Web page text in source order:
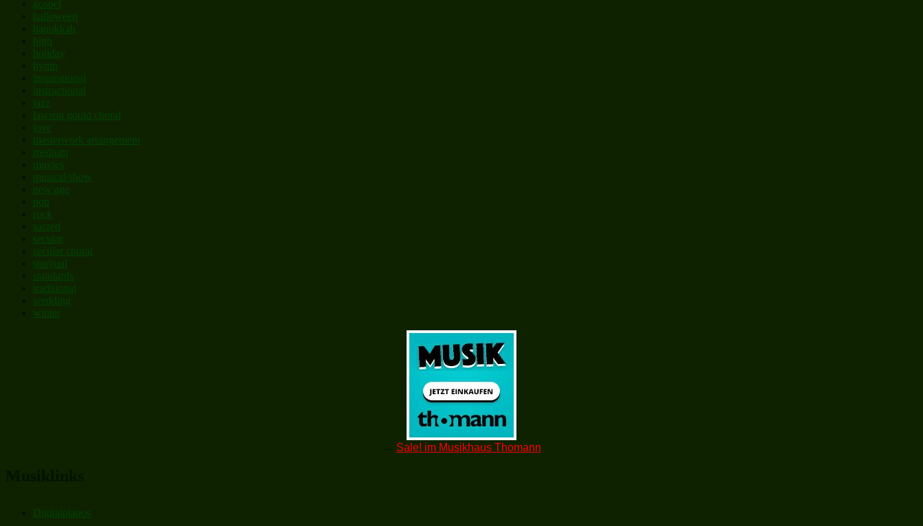
gospel
halloween
hanukkah
high
holiday
hymn
inspirational
instructional
jazz
lawson gould choral
love
masterwork arrangement
medium
movies
musical/show
new age
pop
rock
sacred
secular
secular choral
spiritual
standards
traditional
wedding
winter
Sale! im Musikhaus Thomann
Digitalpianos